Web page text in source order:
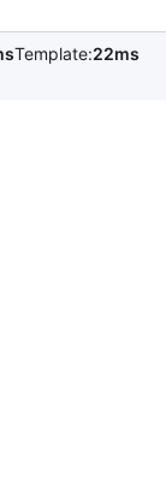
Template:22ms